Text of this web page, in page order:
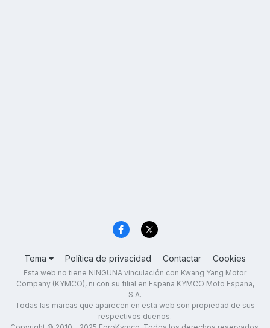
Tema Política de privacidad Contactar Cookies
Esta web no tiene NINGUNA vinculación con Kwang Yang Motor
Company (KYMCO), ni con su filial en España KYMCO Moto España,
S.A.
Todas las marcas que aparecen en esta web son propiedad de sus
respectivos dueños.